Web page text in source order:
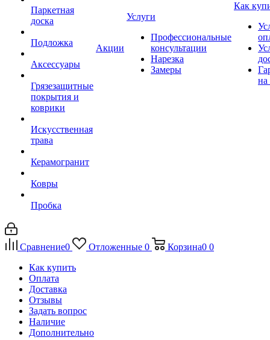
Паркетная
доска
Подложка
Аксессуары
Грязезащитные
покрытия и
коврики
Искусственная
трава
Керамогранит
Ковры
Пробка
Акции
Услуги
Профессиональные
консультации
Нарезка
Замеры
Как
на
Сравнение0 Отложенные 0 Корзина0 0
Как купить
Оплата
Доставка
Отзывы
Задать вопрос
Наличие
Дополнительно